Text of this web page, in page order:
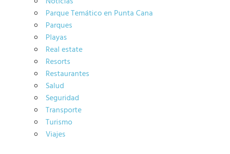
Parque Temático en Punta Cana
Parques
Playas
Real estate
Resorts
Restaurantes
Salud
Seguridad
Transporte
Turismo
Viajes